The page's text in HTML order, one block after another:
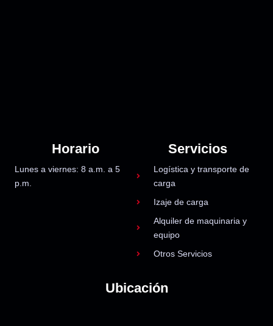
Horario
Lunes a viernes: 8 a.m. a 5
p.m.
Servicios
Logística y transporte de
carga
Izaje de carga
Alquiler de maquinaria y
equipo
Otros Servicios
Ubicación